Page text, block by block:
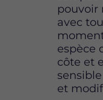
pouvoir
avec
espèce
côte et
et